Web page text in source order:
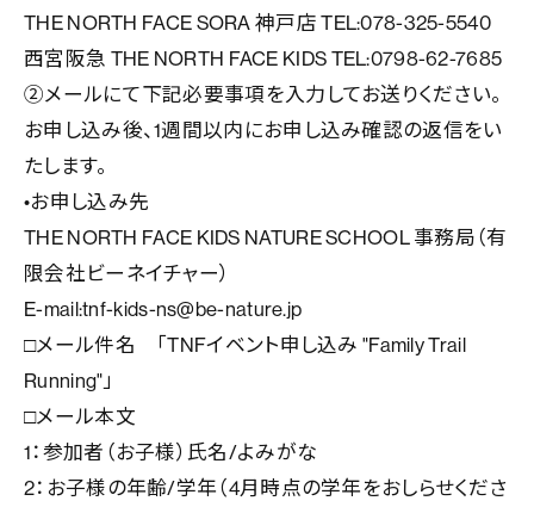
THE NORTH FACE SORA 神戸店 TEL:078-325-5540
西宮阪急 THE NORTH FACE KIDS TEL:0798-62-7685
②メールにて下記必要事項を入力してお送りください。
お申し込み後、1週間以内にお申し込み確認の返信をい
たします。
•お申し込み先
THE NORTH FACE KIDS NATURE SCHOOL 事務局（有
限会社ビーネイチャー）
E-mail:tnf-kids-ns@be-nature.jp
□メール件名 「TNFイベント申し込み "Family Trail
Running"」
□メール本文
1：参加者（お子様）氏名/よみがな
2：お子様の年齢/学年（4月時点の学年をおしらせくださ